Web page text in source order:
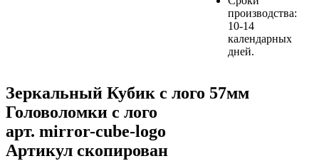
производства:
10-14
календарных
дней.
Зеркальный Кубик с лого 57мм
Головоломки с лого
арт. mirror-cube-logo
Артикул скопирован